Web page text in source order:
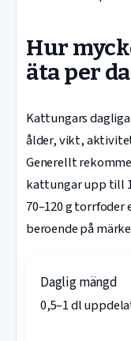
Hur
äta per
Kattungars
ålder, vikt,
Generellt
kattungar upp till
70–120 g torrfoder
beroende på
Daglig mängd
0,5–1 dl